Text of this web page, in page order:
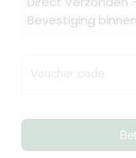
Bevestiging
Voucher code